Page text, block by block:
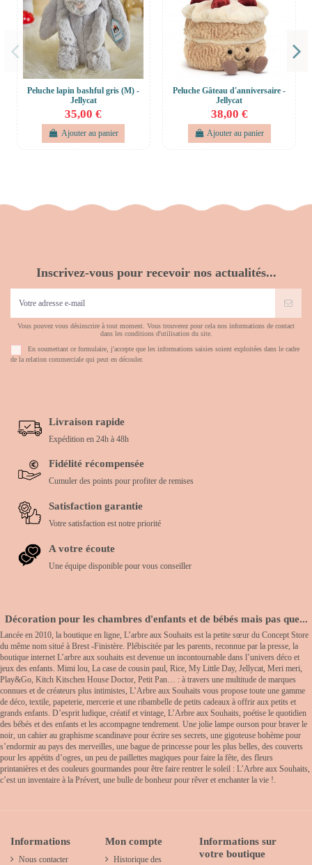
Peluche lapin bashful gris (M) -
Jellycat
35,00 €
Ajouter au panier
Peluche Gâteau d'anniversaire -
Jellycat
38,00 €
Ajouter au panier
Inscrivez-vous pour recevoir nos actualités...
Vous pouvez vous désinscrire à tout moment. Vous trouverez pour cela nos informations de contact
dans les conditions d'utilisation du site.
En soumettant ce formulaire, j'accepte que les informations saisies soient exploitées dans le cadre
de la relation commerciale qui peut en découler.
Livraison rapide
Expédition en 24h à 48h
Fidélité récompensée
Cumuler des points pour profiter de remises
Satisfaction garantie
Votre satisfaction est notre priorité
A votre écoute
Une équipe disponible pour vous conseiller
Décoration pour les chambres d'enfants et de bébés mais pas que...
Lancée en 2010, la boutique en ligne, L’arbre aux Souhaits est la petite sœur du Concept Store
du même nom situé à Brest -Finistère. Plébiscitée par les parents, reconnue par la presse, la
boutique internet L’arbre aux souhaits est devenue un incontournable dans l’univers déco et
jeux des enfants. Mimi lou, La case de cousin paul, Rice, My Little Day, Jellycat, Meri meri,
Play&Go, Kitch Kitschen House Doctor, Petit Pan… : à travers une multitude de marques
connues et de créateurs plus intimistes, L’Arbre aux Souhaits vous propose toute une gamme
de déco, textile, papeterie, mercerie et une ribambelle de petits cadeaux à offrir aux petits et
grands enfants. D’esprit ludique, créatif et vintage, L’Arbre aux Souhaits, poétise le quotidien
des bébés et des enfants et les accompagne tendrement. Une jolie lampe ourson pour braver le
noir, un cahier au graphisme scandinave pour écrire ses secrets, une gigoteuse bohème pour
s’endormir au pays des merveilles, une bague de princesse pour les plus belles, des couverts
pour les appétits d’ogres, un peu de paillettes magiques pour faire la fête, des fleurs
printanières et des couleurs gourmandes pour être faire rentrer le soleil : L’Arbre aux Souhaits,
c’est un inventaire à la Prévert, une bulle de bonheur pour rêver et enchanter la vie !.
Informations
Nous contacter
Mon compte
Historique des
Informations sur
votre boutique